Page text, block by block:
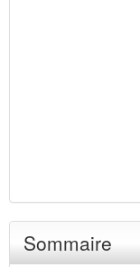
Sommaire